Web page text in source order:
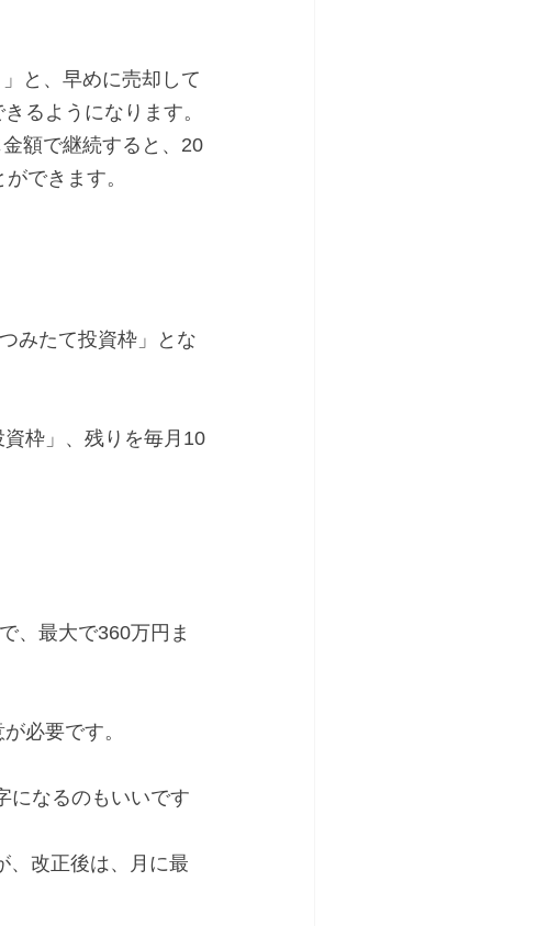
と、早めに売却して
るようになります。
額で継続すると、20
できます。
みたて投資枠」とな
枠」、残りを毎月10
、最大で360万円ま
必要です。
になるのもいいです
、改正後は、月に最